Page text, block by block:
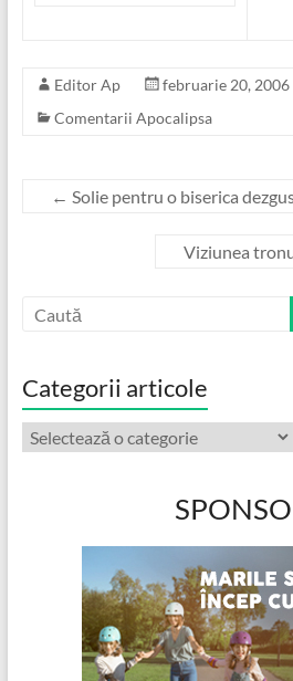
Editor Ap
februarie 20, 2006
Comentarii Apocalipsa
← Solie pentru o biserica
Viziunea
Categorii articole
Categorii
articole